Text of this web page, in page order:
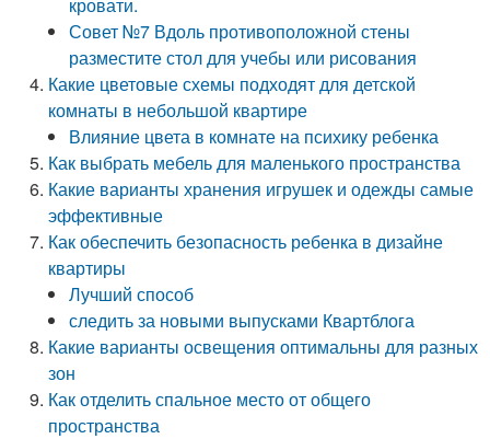
Совет №7 Вдоль противоположной стены
разместите стол для учебы или рисования
Какие цветовые схемы подходят для детской
комнаты в небольшой квартире
Влияние цвета в комнате на психику ребенка
Как выбрать мебель для маленького пространства
Какие варианты хранения игрушек и одежды самые
эффективные
Как обеспечить безопасность ребенка в дизайне
квартиры
Лучший способ
следить за новыми выпусками Квартблога
Какие варианты освещения оптимальны для разных
зон
Как отделить спальное место от общего
пространства